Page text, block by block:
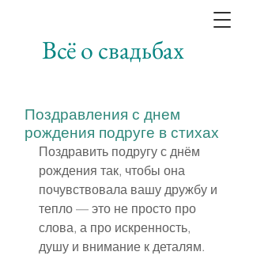
Всё о свадьбах
Поздравления с днем
рождения подруге в стихах
Поздравить подругу с днём
рождения так, чтобы она
почувствовала вашу дружбу и
тепло — это не просто про
слова, а про искренность,
душу и внимание к деталям.